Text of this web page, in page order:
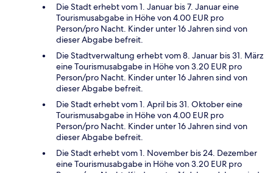
Die Stadt erhebt vom 1. Januar bis 7. Januar eine
Tourismusabgabe in Höhe von 4.00 EUR pro
Person/pro Nacht. Kinder unter 16 Jahren sind von
dieser Abgabe befreit.
Die Stadtverwaltung erhebt vom 8. Januar bis 31. März
eine Tourismusabgabe in Höhe von 3.20 EUR pro
Person/pro Nacht. Kinder unter 16 Jahren sind von
dieser Abgabe befreit.
Die Stadt erhebt vom 1. April bis 31. Oktober eine
Tourismusabgabe in Höhe von 4.00 EUR pro
Person/pro Nacht. Kinder unter 16 Jahren sind von
dieser Abgabe befreit.
Die Stadt erhebt vom 1. November bis 24. Dezember
eine Tourismusabgabe in Höhe von 3.20 EUR pro